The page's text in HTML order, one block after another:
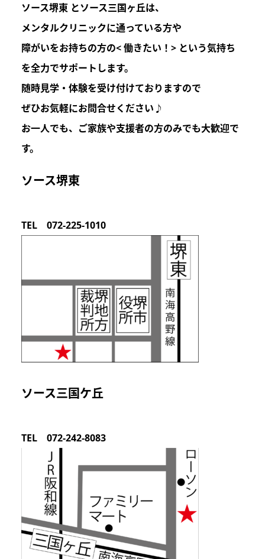
ソース堺東 とソース三国ヶ丘は、
メンタルクリニックに通っている方や
障がいをお持ちの方の< 働きたい！> という気持ち
を全力でサポートします。
随時見学・体験を受け付けておりますので
ぜひお気軽にお問合せください♪
お一人でも、ご家族や支援者の方のみでも大歓迎で
す。
ソース堺東
TEL 072-225-1010
ソース三国ケ丘
TEL 072-242-8083